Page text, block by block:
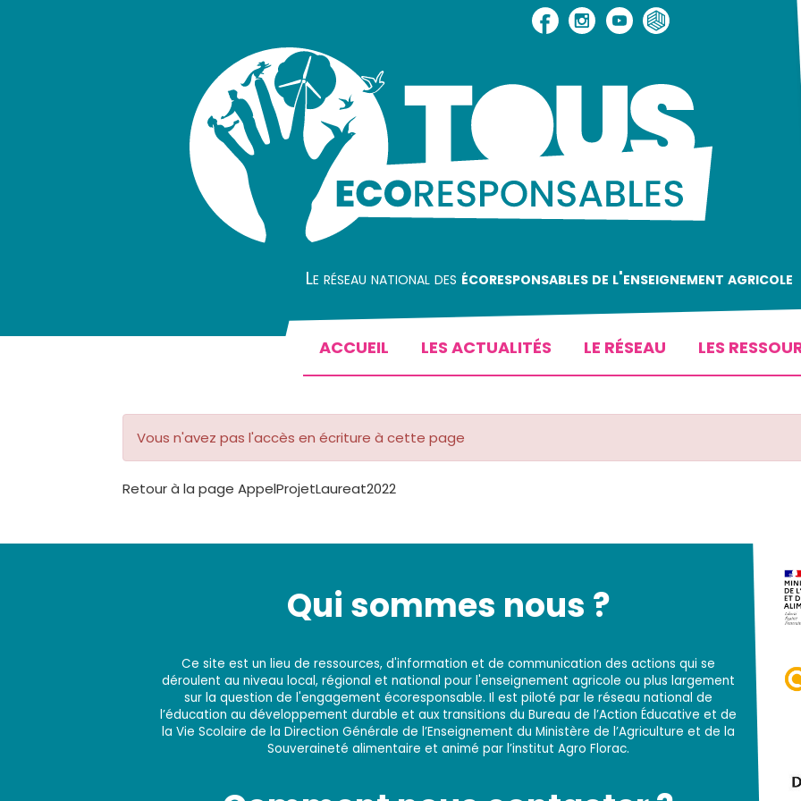
Vous n'avez pas l'accès en écriture à cette page
Retour à la page AppelProjetLaureat2022
Le réseau national des écoresponsables de l'enseignement agricole
ACCUEIL LES ACTUALITÉS LE RÉSEAU LES
Qui sommes nous ?
Ce site est un lieu de ressources, d'information et de communication des actions qui se
déroulent au niveau local, régional et national pour l'enseignement agricole ou plus largement
sur la question de l'engagement écoresponsable. Il est piloté par le réseau national de
l’éducation au développement durable et aux transitions du Bureau de l’Action Éducative et de
la Vie Scolaire de la Direction Générale de l’Enseignement du Ministère de l’Agriculture et de la
Souveraineté alimentaire et animé par l’institut Agro Florac.